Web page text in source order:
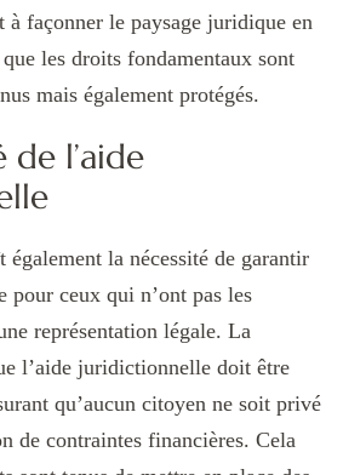
à façonner le paysage juridique en
les droits fondamentaux sont
mais également protégés.
l’aide
également la nécessité de garantir
pour ceux qui n’ont pas les
représentation légale. La
l’aide juridictionnelle doit être
qu’aucun citoyen ne soit privé
de contraintes financières. Cela